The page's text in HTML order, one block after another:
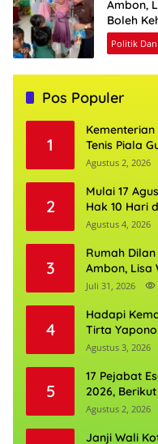
Ambon,
Boleh
Politik
Pos Populer
1
Tenis Piala
Agustus 2, 2026
2
Mulai 17
Hak 10 Hari
Agustus 4, 2026
3
Rumah
Ambon, Lisa
Boleh
Juli 31, 2026
4
Hadapi
Tirta
Agustus 3, 2026
5
17 Pejabat
2026,
Agustus 2, 2026
Janji Wali